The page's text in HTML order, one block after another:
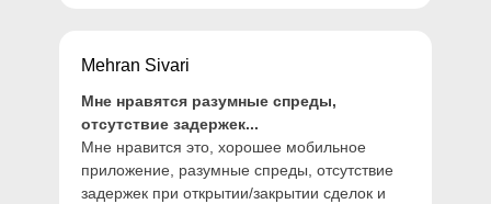
Перевод между
брокерами
3-5 рабочих дней
AUD, USD, GBP,
EUR, SGD, JPY,
NZD, CAD
Mehran Sivari
Мне нравятся разумные спреды,
отсутствие задержек...
Мне нравится это, хорошее мобильное
приложение, разумные спреды, отсутствие
задержек при открытии/закрытии сделок и